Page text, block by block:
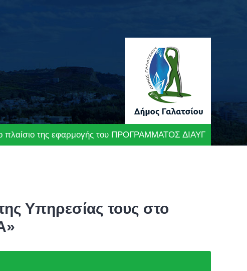
πλαίσιο της εφαρμογής του ΠΡΟΓΡΑΜΜΑΤΟΣ ΔΙΑΥΓΕΙΑ»
Υπηρεσίας τους στο